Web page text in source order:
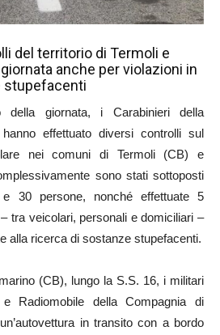
del territorio di Termoli e
anche per violazioni in
stupefacenti
della giornata, i Carabinieri della
effettuato diversi controlli sul
nei comuni di Termoli (CB) e
sono stati sottoposti
30 persone, nonché effettuate 5
tra veicolari, personali e domiciliari –
alla ricerca di sostanze stupefacenti.
(CB), lungo la S.S. 16, i militari
Radiomobile della Compagnia di
in transito con a bordo